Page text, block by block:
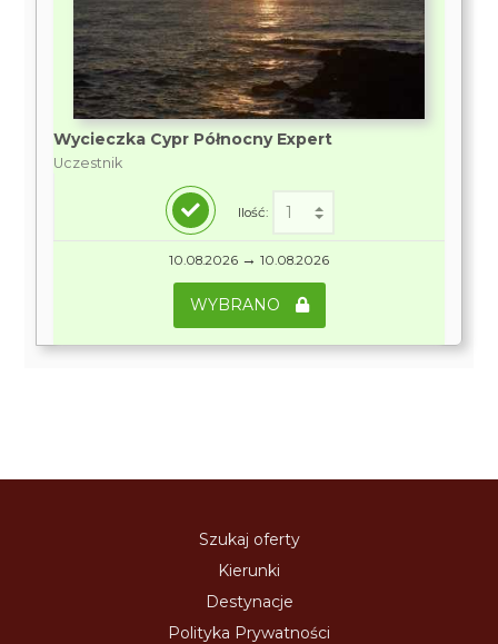
Wycieczka Cypr Północny Expert
Uczestnik
Ilość:
10.08.2026 → 10.08.2026
WYBRANO
Szukaj oferty
Kierunki
Destynacje
Polityka Prywatności